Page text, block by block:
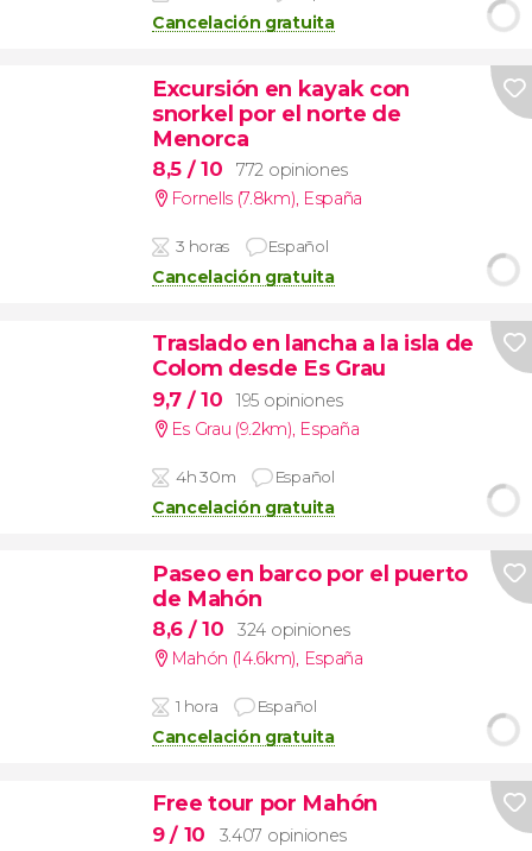
Cancelación gratuita
Excursión en kayak con
snorkel por el norte de
Menorca
8,5 / 10
772 opiniones
Fornells (7.8km), España
3 horas Español
Cancelación gratuita
Traslado en lancha a la isla de
Colom desde Es Grau
9,7 / 10
195 opiniones
Es Grau (9.2km), España
4h 30m Español
Cancelación gratuita
Paseo en barco por el puerto
de Mahón
8,6 / 10
324 opiniones
Mahón (14.6km), España
1 hora Español
Cancelación gratuita
Free tour por Mahón
9/ 10
3.407 opiniones